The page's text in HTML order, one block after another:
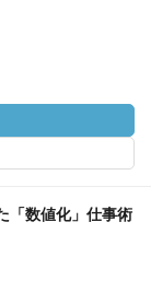
「数値化」仕事術